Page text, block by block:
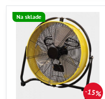
15%
Na sklade